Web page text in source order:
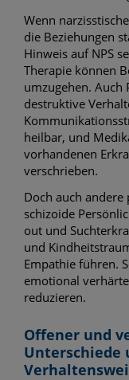
Wenn
die Beziehungen
Hinweis auf NPS
Therapie können
umzugehen. Auch
destruktive
heilbar, und
vorhandenen
verschrieben.
Doch auch andere
schizoide
out und
und
Empathie führen.
emotional
reduzieren.
Offener und
Unterschiede